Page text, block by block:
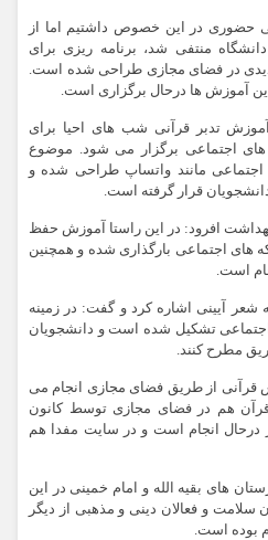
۹۸ برنامه هایی حضوری در این خصوص داشتیم اما از
منتفی شد، برنامه ریزی برای
در فضای مجازی طراحی شده است.
آموزش ها درحال برگزاری است.
تدبر قرآنی شب های احیا برای
اجتماعی برگزار می شود. موضوع
مانند واتساپ طراحی شده و
قرار گرفته است.
افرود: در این راستا آموزش حفظ
های اجتماعی بارگذاری شده و همچنین
است.
شعر آیینی اشاره کرد و گفت: در زمینه
تشکیل شده است و دانشجویان
مطرح کنند.
قرآنی از طریق فضای مجازی انجام می
قرآن هم در فضای مجازی توسط کانون
درحال انجام است و در سایت مفدا هم
های بقیه الله و امام خمینی در این
سلامت و فعالان دینی و مذهبی از دیگر
بوده است.